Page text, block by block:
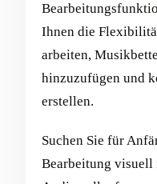
Ihnen die
arbeiten,
hinzuzufügen und
erstellen.
Suchen Sie für
Bearbeitung visuell